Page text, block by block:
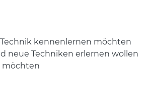
kennenlernen möchten
neue Techniken erlernen wollen
möchten